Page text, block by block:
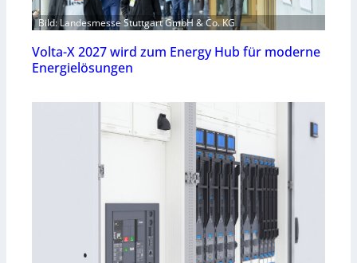
Bild: Landesmesse Stuttgart GmbH & Co. KG
Volta-X 2027 wird zum Energy Hub für moderne
Energielösungen